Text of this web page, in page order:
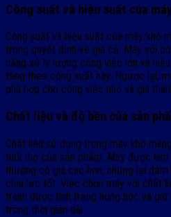
Công suất và hiệu suất của
Công suất và hiệu suất của máy khò
trong quyết định về giá cả. Máy với
năng xử lý lượng công việc lớn và
tăng theo công suất này. Ngược lại,
phù hợp cho công việc nhỏ và giá
Chất liệu và độ bền của sản
Chất liệu sử dụng trong máy khò
tuổi thọ của sản phẩm. Máy được
thường có giá cao hơn, nhưng lại
chịu lực tốt. Việc chọn máy với chất
tránh được tình trạng hỏng hóc và
trong thời gian dài.